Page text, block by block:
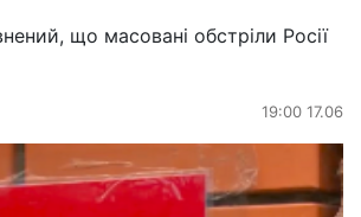
що масовані обстріли Росії
19:00 17.06